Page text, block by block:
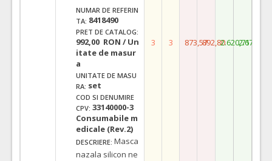
NUMAR DE REFERIN
TA: 8418490
PRET DE CATALOG:
992,00 RON / Un
itate de masur
a
UNITATE DE MASU
RA: set
COD SI DENUMIRE
CPV: 33140000-3
Consumabile m
edicale (Rev.2)
DESCRIERE: Masca
nazala silicon ne
3 3 873,57892,802.620,712.678,40